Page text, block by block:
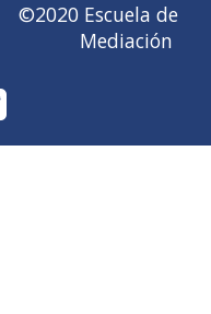
©2020 Escuela de
Mediación